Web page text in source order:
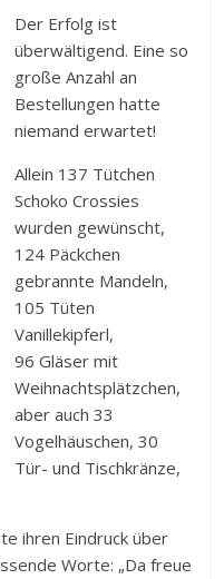
Der Erfolg ist
überwältigend. Eine so
große Anzahl an
Bestellungen hatte
niemand erwartet!
Allein 137 Tütchen
Schoko Crossies
wurden gewünscht,
124 Päckchen
gebrannte Mandeln,
105 Tüten
Vanillekipferl,
96 Gläser mit
Weihnachtsplätzchen,
aber auch 33
Vogelhäuschen, 30
Tür- und Tischkränze,
ihren Eindruck über
Worte: „Da freue